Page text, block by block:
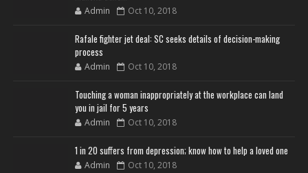
Admin Oct 10, 2018
Rafale fighter jet deal: SC seeks details of decision-making
process
Admin Oct 10, 2018
Touching a woman inappropriately at the workplace can land
you in jail for 5 years
Admin Oct 10, 2018
1 in 20 suffers from depression; know how to help a loved one
Admin Oct 10, 2018